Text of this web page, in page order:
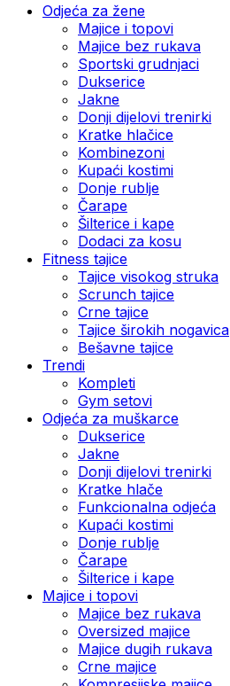
Odjeća za žene
Majice i topovi
Majice bez rukava
Sportski grudnjaci
Dukserice
Jakne
Donji dijelovi trenirki
Kratke hlačice
Kombinezoni
Kupaći kostimi
Donje rublje
Čarape
Šilterice i kape
Dodaci za kosu
Fitness tajice
Tajice visokog struka
Scrunch tajice
Crne tajice
Tajice širokih nogavica
Bešavne tajice
Trendi
Kompleti
Gym setovi
Odjeća za muškarce
Dukserice
Jakne
Donji dijelovi trenirki
Kratke hlače
Funkcionalna odjeća
Kupaći kostimi
Donje rublje
Čarape
Šilterice i kape
Majice i topovi
Majice bez rukava
Oversized majice
Majice dugih rukava
Crne majice